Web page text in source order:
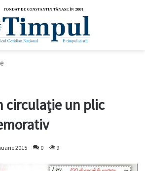
circulaţie un plic
2015 0 9